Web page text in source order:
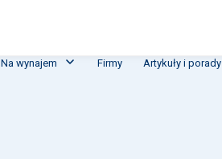
Na wynajem Firmy Artykuły i porady